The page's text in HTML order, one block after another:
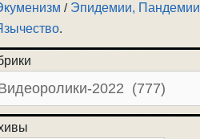
/ Эпидемии, Пандемии
.